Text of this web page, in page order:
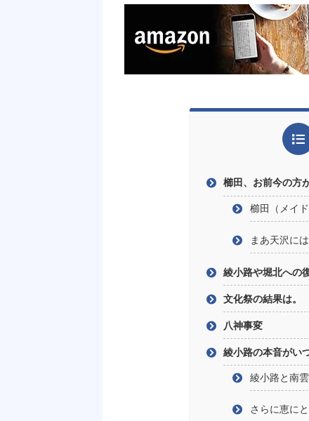
櫛田、お前今の方
櫛田（メイ
まあ天沢に
綾小路や堀北への
文化祭の結果は。
八神事変
綾小路の本音がい
綾小路と南
さらに恵に